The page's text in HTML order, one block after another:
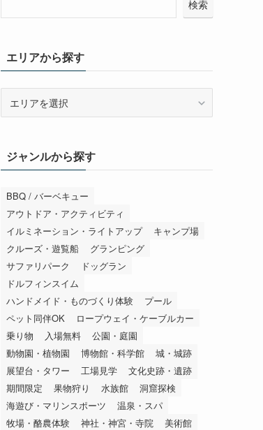
検索
エリアから探す
ら
探
ジャンルから探す
BBQ / バーベキュー
アウトドア・アクティビティ
イルミネーション・ライトアップ
キャンプ場
クルーズ・遊覧船
グランピング
サファリパーク
ドッグラン
ドルフィンスイム
ハンドメイド・ものづくり体験
プール
ペット同伴OK
ロープウェイ・ケーブルカー
乗り物
入場無料
公園・庭園
動物園・植物園
博物館・科学館
城・城跡
展望台・タワー
工場見学
文化史跡・遺跡
期間限定
果物狩り 水族館
洞窟探検
海遊び・マリンスポーツ
温泉・スパ
牧場・酪農体験
神社・神宮・寺院
美術館